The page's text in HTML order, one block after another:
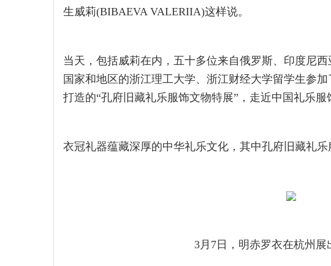
生威莉(BIBAEVA VALERIIA)这样说。
当天，包括威莉在内，五十多位来自俄罗斯、印度尼
国家和地区的浙江理工大学、浙江财经大学留学生参
打造的“孔府旧藏礼乐服饰文物特展”，走近中国礼乐服
衣冠礼器蕴藏深厚的中华礼乐文化，其中孔府旧藏礼乐
3月7日，明赤罗衣在杭州展